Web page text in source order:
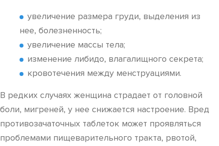
увеличение размера груди, выделения из
нее, болезненность;
увеличение массы тела;
изменение либидо, влагалищного секрета;
кровотечения между менструациями.
В редких случаях женщина страдает от головной
боли, мигреней, у нее снижается настроение. Вред
противозачаточных таблеток может проявляться
проблемами пищеварительного тракта, рвотой,